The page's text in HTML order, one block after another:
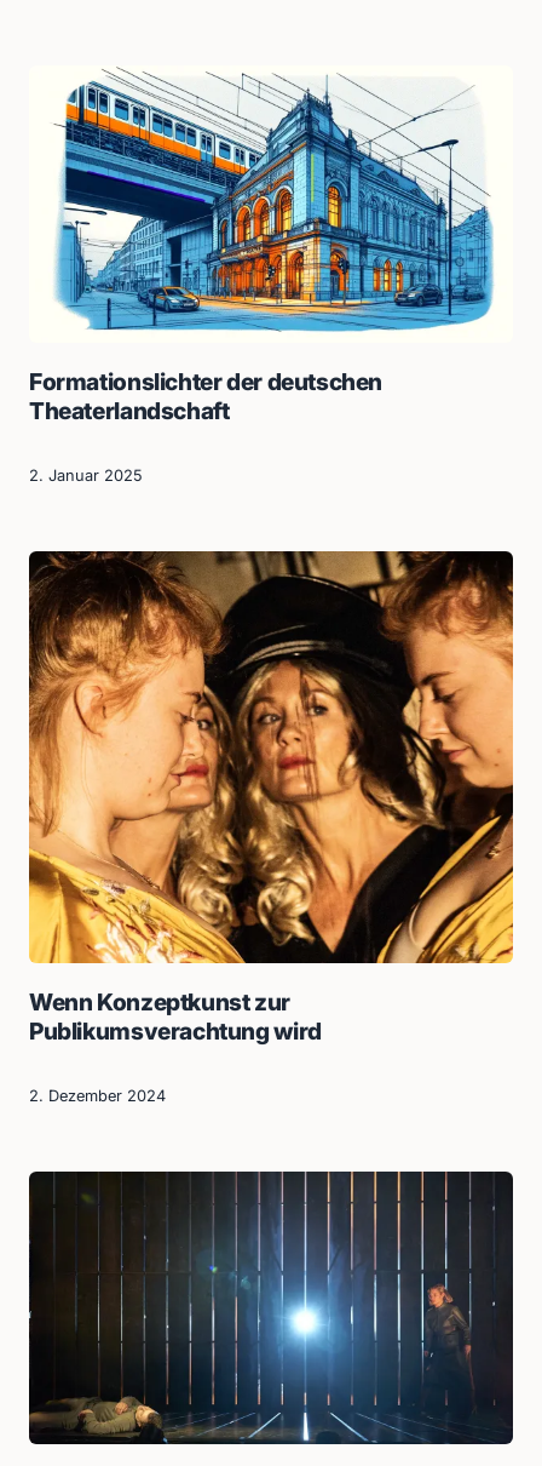
Formationslichter der deutschen
Theaterlandschaft
2. Januar 2025
Wenn Konzeptkunst zur
Publikumsverachtung wird
2. Dezember 2024